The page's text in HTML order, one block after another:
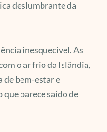
deslumbrante da
inesquecível. As
o ar frio da Islândia,
de bem-estar e
parece saído de